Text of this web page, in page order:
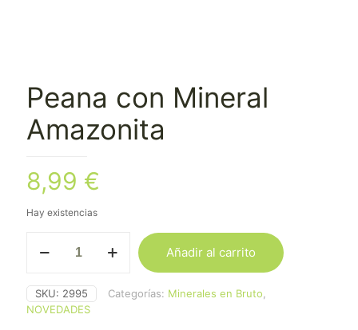
Peana con Mineral
Amazonita
8,99 €
Hay existencias
con
Amazonita
cantidad
Añadir al carrito
SKU: 2995 Categorías: Minerales en Bruto,
NOVEDADES